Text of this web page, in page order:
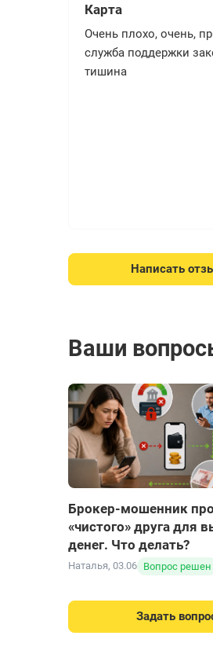
Карта
Очень плохо, очень,
служба поддержки
тишина
Решила открыть
все объяснил
Оформление
спасибо за
Все прошло
Написать
Ваши
Брокер-мошенник
«чистого» друга для
денег. Что делать?
Наталья, 03.06 Вопрос решен
Задать